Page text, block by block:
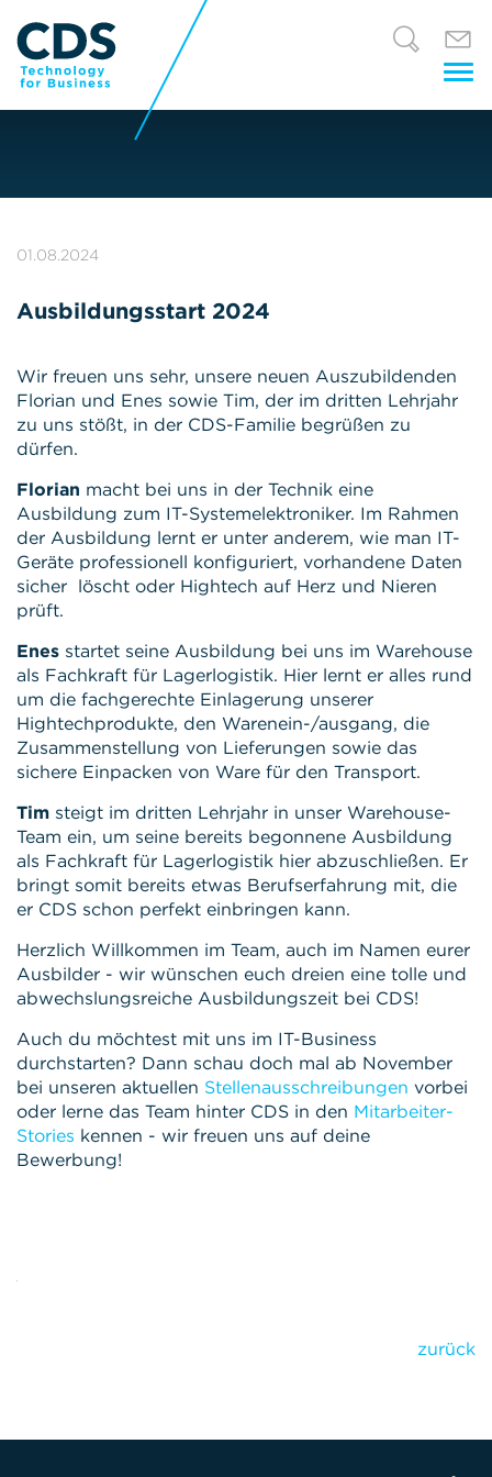
01.08.2024
Ausbildungsstart 2024
Wir freuen uns sehr, unsere neuen Auszubildenden
Florian und Enes sowie Tim, der im dritten Lehrjahr
zu uns stößt, in der CDS-Familie begrüßen zu
dürfen.
Florian macht bei uns in der Technik eine
Ausbildung zum IT-Systemelektroniker. Im Rahmen
der Ausbildung lernt er unter anderem, wie man IT-
Geräte professionell konfiguriert, vorhandene Daten
sicher löscht oder Hightech auf Herz und Nieren
prüft.
Enes startet seine Ausbildung bei uns im Warehouse
als Fachkraft für Lagerlogistik. Hier lernt er alles rund
um die fachgerechte Einlagerung unserer
Hightechprodukte, den Warenein-/ausgang, die
Zusammenstellung von Lieferungen sowie das
sichere Einpacken von Ware für den Transport.
Tim steigt im dritten Lehrjahr in unser Warehouse-
Team ein, um seine bereits begonnene Ausbildung
als Fachkraft für Lagerlogistik hier abzuschließen. Er
bringt somit bereits etwas Berufserfahrung mit, die
er CDS schon perfekt einbringen kann.
Herzlich Willkommen im Team, auch im Namen eurer
Ausbilder - wir wünschen euch dreien eine tolle und
abwechslungsreiche Ausbildungszeit bei CDS!
Auch du möchtest mit uns im IT-Business
durchstarten? Dann schau doch mal ab November
bei unseren aktuellen Stellenausschreibungen vorbei
oder lerne das Team hinter CDS in den Mitarbeiter-
Stories kennen - wir freuen uns auf deine
Bewerbung!
zurück